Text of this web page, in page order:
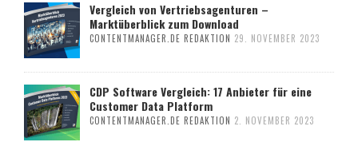
Vergleich von Vertriebsagenturen –
Marktüberblick zum Download
CONTENTMANAGER.DE REDAKTION 29. NOVEMBER 2023
CDP Software Vergleich: 17 Anbieter für eine
Customer Data Platform
CONTENTMANAGER.DE REDAKTION 2. NOVEMBER 2023